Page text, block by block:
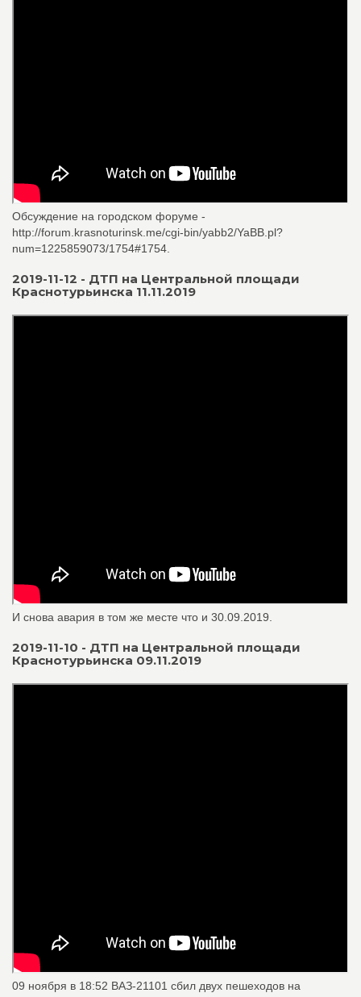
Обсуждение на городском форуме -
http://forum.krasnoturinsk.me/cgi-bin/yabb2/YaBB.pl?
num=1225859073/1754#1754.
2019-11-12 - ДТП на Центральной площади
Краснотурьинска 11.11.2019
И снова авария в том же месте что и 30.09.2019.
2019-11-10 - ДТП на Центральной площади
Краснотурьинска 09.11.2019
09 ноября в 18:52 ВАЗ-21101 сбил двух пешеходов на